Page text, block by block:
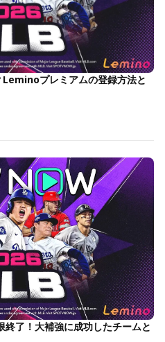
プレミアムの登録方法と
終了！大補強に成功したチームと